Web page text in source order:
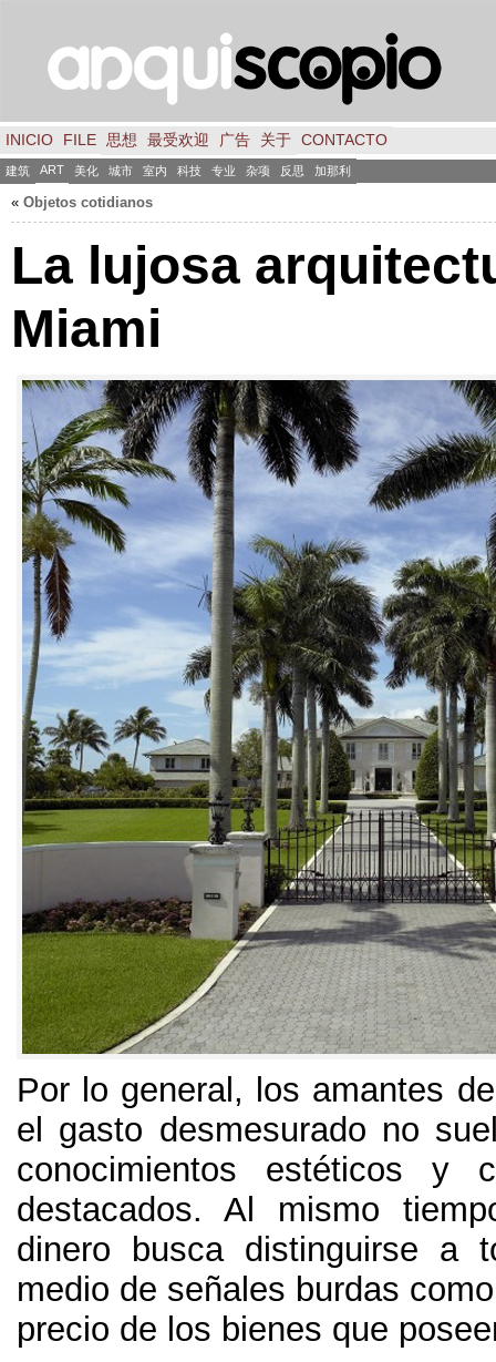
INICIO FILE 思想 最受欢迎 广告 关于 CONTACTO
建筑 ART 美化 城市 室内 科技 专业 杂项 反思 加那利
« Objetos cotidianos
La lujosa
Miami
Por lo general ,
los amantes
el gasto desmesurado no
conocimientos estéticos y
destacados. Al mismo
dinero busca distinguirse a
medio de señales burdas
precio de los bienes que